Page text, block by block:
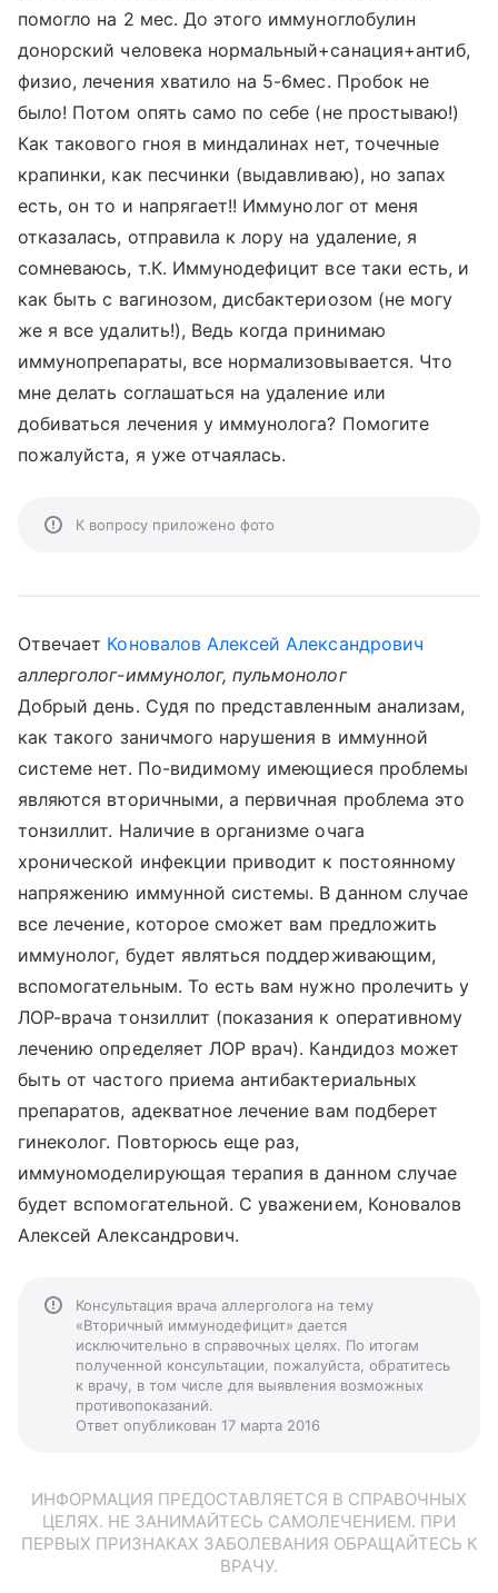
помогло на 2 мес. До этого иммуноглобулин
донорский человека нормальный+санация+антиб,
физио, лечения хватило на 5-6мес. Пробок не
было! Потом опять само по себе (не простываю!)
Как такового гноя в миндалинах нет, точечные
крапинки, как песчинки (выдавливаю), но запах
есть, он то и напрягает!! Иммунолог от меня
отказалась, отправила к лору на удаление, я
сомневаюсь, т.К. Иммунодефицит все таки есть, и
как быть с вагинозом, дисбактериозом (не могу
же я все удалить!), Ведь когда принимаю
иммунопрепараты, все нормализовывается. Что
мне делать соглашаться на удаление или
добиваться лечения у иммунолога? Помогите
пожалуйста, я уже отчаялась.
К вопросу приложено фото
Отвечает Коновалов Алексей Александрович
аллерголог-иммунолог, пульмонолог
Добрый день. Судя по представленным анализам,
как такого заничмого нарушения в иммунной
системе нет. По-видимому имеющиеся проблемы
являются вторичными, а первичная проблема это
тонзиллит. Наличие в организме очага
хронической инфекции приводит к постоянному
напряжению иммунной системы. В данном случае
все лечение, которое сможет вам предложить
иммунолог, будет являться поддерживающим,
вспомогательным. То есть вам нужно пролечить у
ЛОР-врача тонзиллит (показания к оперативному
лечению определяет ЛОР врач). Кандидоз может
быть от частого приема антибактериальных
препаратов, адекватное лечение вам подберет
гинеколог. Повторюсь еще раз,
иммуномоделирующая терапия в данном случае
будет вспомогательной. С уважением, Коновалов
Алексей Александрович.
Консультация врача аллерголога на тему
«Вторичный иммунодефицит» дается
исключительно в справочных целях. По итогам
полученной консультации, пожалуйста, обратитесь
к врачу, в том числе для выявления возможных
противопоказаний.
Ответ опубликован 17 марта 2016
ИНФОРМАЦИЯ ПРЕДОСТАВЛЯЕТСЯ В СПРАВОЧНЫХ
ЦЕЛЯХ. НЕ ЗАНИМАЙТЕСЬ САМОЛЕЧЕНИЕМ. ПРИ
ПЕРВЫХ ПРИЗНАКАХ ЗАБОЛЕВАНИЯ ОБРАЩАЙТЕСЬ К
ВРАЧУ.